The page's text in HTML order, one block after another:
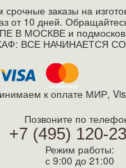
заказы на
от 10 дней.
В МОСКВЕ и
ВСЕ НАЧИНАЕТСЯ
к оплате МИР,
Позвоните по
+7 (495) 120-
Режим работы:
с 9:00 до 21:00